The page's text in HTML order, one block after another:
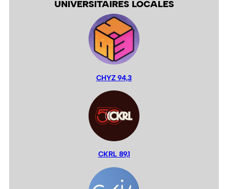
UNIVERSITAIRES LOCALES
CHYZ 94,3
CKRL 89,1